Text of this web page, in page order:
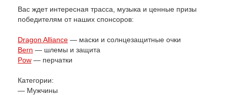
Вас ждет интересная трасса, музыка и ценные призы
победителям от наших спонсоров:
Dragon Alliance — маски и солнцезащитные очки
Bern — шлемы и защита
Pow — перчатки
Категории:
— Мужчины